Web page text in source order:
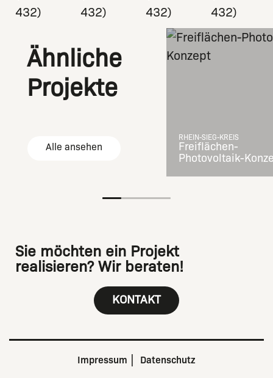
Ähnliche
Projekte
Alle ansehen
RHEIN-SIEG-KREIS
Freiflächen-
Photovoltaik-
Sie möchten ein Projekt
realisieren? Wir beraten!
KONTAKT
Impressum Datenschutz